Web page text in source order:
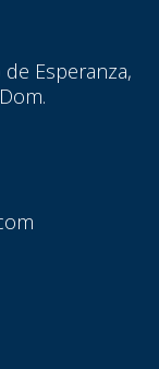
Esperanza,